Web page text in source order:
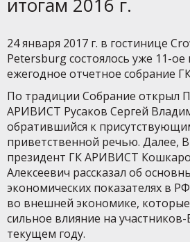
24 января 2017 г. в гостинице
Petersburg состоялось уже 11-ое
ежегодное отчетное собрание
По традиции Собрание открыл
АРИВИСТ Русаков Сергей
обратившийся к
приветственной речью. Далее,
президент ГК АРИВИСТ
Алексеевич рассказал об
экономических показателях в
во внешней экономике,
сильное влияние на
текущем году.